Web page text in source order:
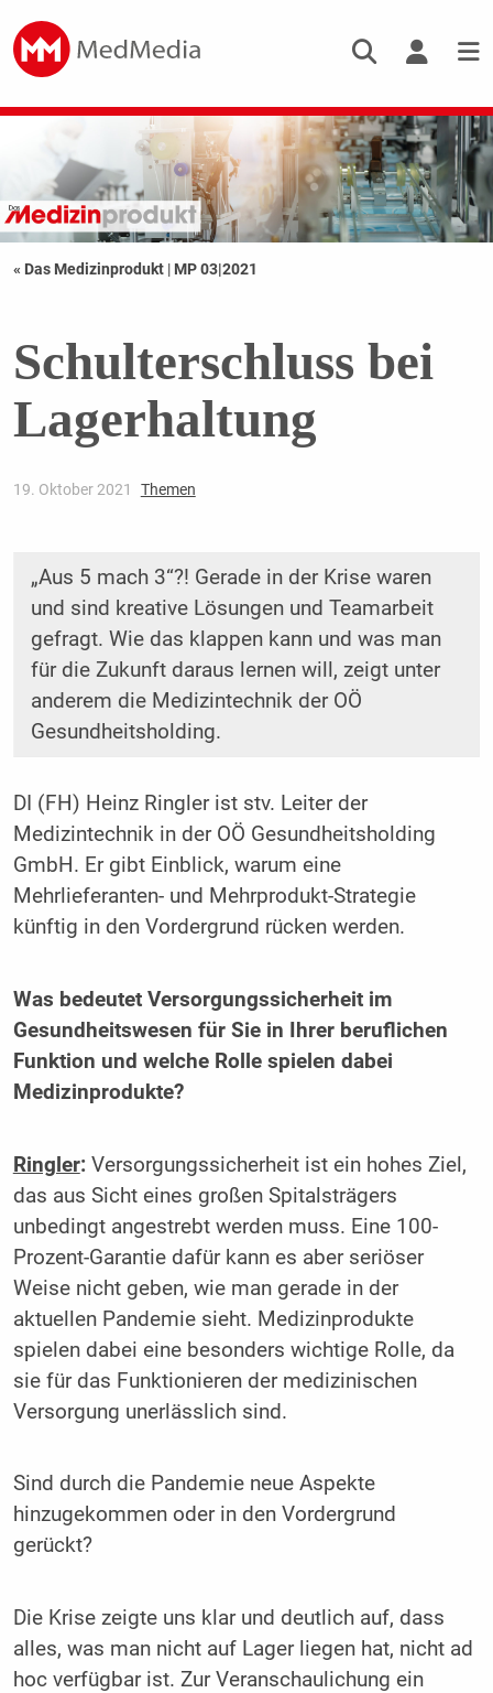
« Das Medizinprodukt | MP 03|2021
Schulterschluss bei
Lagerhaltung
19. Oktober 2021 Themen
„Aus 5 mach 3“?! Gerade in der Krise waren
und sind kreative ­Lösungen und Teamarbeit
gefragt. Wie das klappen kann und was man
für die Zukunft daraus lernen will, zeigt unter
anderem die Medizintechnik der OÖ
Gesundheitsholding.
DI (FH) Heinz Ringler ist stv. Leiter der
Medizintechnik in der OÖ Gesundheitsholding
GmbH. Er gibt Einblick, warum eine
Mehrlieferanten- und Mehrprodukt-Strategie
künftig in den Vordergrund rücken werden.
Was bedeutet Versorgungssicherheit im
Gesundheitswesen für Sie in Ihrer ­beruflichen
Funktion und welche Rolle ­spielen dabei
Medizinprodukte?
Ringler:Versorgungssicherheit ist ein hohes Ziel,
das aus Sicht eines großen Spitalsträgers
unbedingt angestrebt werden muss. Eine 100-
Prozent-Garantie dafür kann es aber seriöser
Weise nicht geben, wie man gerade in der
aktuellen Pandemie sieht. Medizinprodukte
spielen dabei eine besonders wichtige Rolle, da
sie für das Funktionieren der medizinischen
Versorgung unerlässlich sind.
Sind durch die Pandemie neue Aspekte
hinzugekommen oder in den Vordergrund
gerückt?
Die Krise zeigte uns klar und deutlich auf, dass
alles, was man nicht auf Lager liegen hat, nicht ad
hoc verfügbar ist. Zur Veranschaulichung ein